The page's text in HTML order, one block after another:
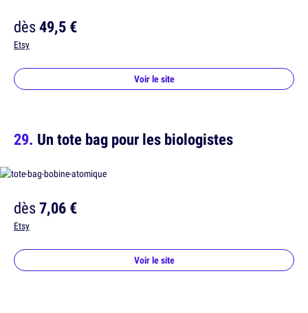
dès49,5 €
Etsy
Voir le site
Un tote bag pour les biologistes
dès7,06 €
Etsy
Voir le site